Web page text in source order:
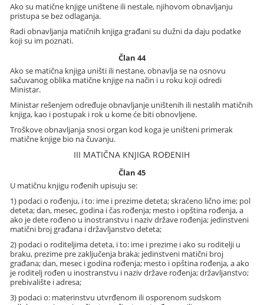
Ako su matične knjige uništene ili nestale, njihovom obnavljanju
pristupa se bez odlaganja.
Radi obnavljanja matičnih knjiga građani su dužni da daju podatke
koji su im poznati.
Član 44
Ako se matična knjiga uništi ili nestane, obnavlja se na osnovu
sačuvanog oblika matične knjige na način i u roku koji odredi
Ministar.
Ministar rešenjem određuje obnavljanje uništenih ili nestalih matičnih
knjiga, kao i postupak i rok u kome će biti obnovljene.
Troškove obnavljanja snosi organ kod koga je uništeni primerak
matične knjige bio na čuvanju.
III MATIČNA KNJIGA ROĐENIH
Član 45
U matičnu knjigu rođenih upisuju se:
1) podaci o rođenju, i to: ime i prezime deteta; skraćeno lično ime; pol
deteta; dan, mesec, godina i čas rođenja; mesto i opština rođenja, a
ako je dete rođeno u inostranstvu i naziv države rođenja; jedinstveni
matični broj građana i državljanstvo deteta;
2) podaci o roditeljima deteta, i to: ime i prezime i ako su roditelji u
braku, prezime pre zaključenja braka; jedinstveni matični broj
građana; dan, mesec i godina rođenja; mesto i opština rođenja, a ako
je roditelj rođen u inostranstvu i naziv države rođenja; državljanstvo;
prebivalište i adresa;
3) podaci o: materinstvu utvrđenom ili osporenom sudskom